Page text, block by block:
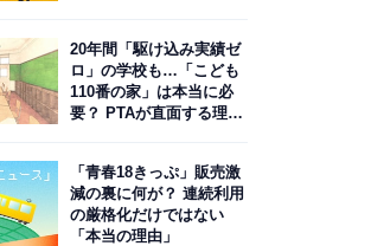
20年間「駆け込み実績ゼ
ロ」の学校も…「こども
110番の家」は本当に必
要？ PTAが直面する理想
「青春18きっぷ」販売激
減の裏に何が？ 連続利用
の厳格化だけではない
「本当の理由」